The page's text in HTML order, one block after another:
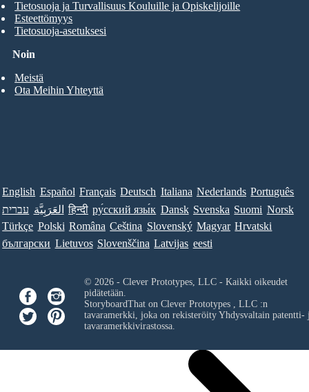
Noin
Meistä
Ota Meihin Yhteyttä
Tietosuoja ja Turvallisuus Kouluille ja Opiskelijoille
Esteettömyys
Tietosuoja-asetuksesi
English Español Français Deutsch Italiana Nederlands Português
עברית العَرَبِيَّة हिन्दी ру́сский язы́к Dansk Svenska Suomi Norsk
Türkçe Polski Româna Ceština Slovenský Magyar Hrvatski
български Lietuvos Slovenščina Latvijas eesti
© 2026 - Clever Prototypes, LLC - Kaikki oikeudet
pidätetään.
StoryboardThat on Clever Prototypes , LLC:n
tavaramerkki, joka on rekisteröity Yhdysvaltain patentti-
tavaramerkkivirastossa.